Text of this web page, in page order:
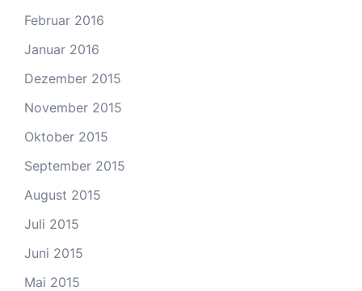
Februar 2016
Januar 2016
Dezember 2015
November 2015
Oktober 2015
September 2015
August 2015
Juli 2015
Juni 2015
Mai 2015